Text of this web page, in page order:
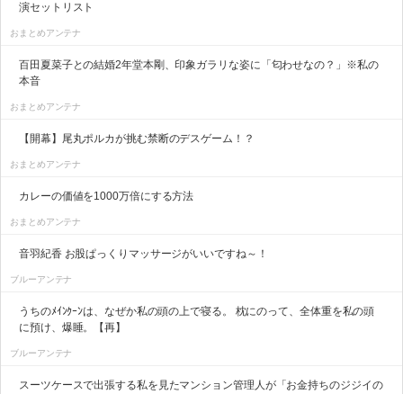
演セットリスト
おまとめアンテナ
百田夏菜子との結婚2年堂本剛、印象ガラリな姿に「匂わせなの？」※私の
本音
おまとめアンテナ
【開幕】尾丸ポルカが挑む禁断のデスゲーム！？
おまとめアンテナ
カレーの価値を1000万倍にする方法
おまとめアンテナ
音羽紀香 お股ぱっくりマッサージがいいですね～！
ブルーアンテナ
うちのﾒｲﾝｸｰﾝは、なぜか私の頭の上で寝る。 枕にのって、全体重を私の頭
に預け、爆睡。【再】
ブルーアンテナ
スーツケースで出張する私を見たマンション管理人が「お金持ちのジジイの